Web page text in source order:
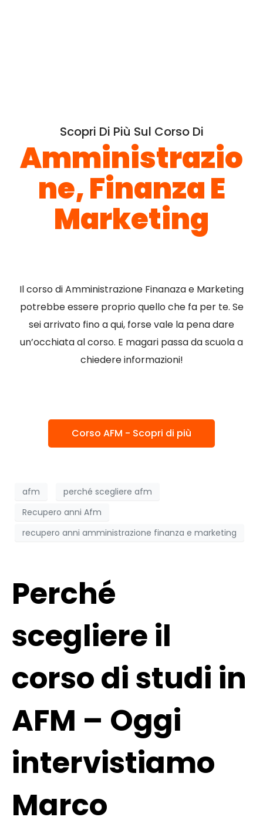
Scopri Di Più Sul Corso Di
Amministrazio
Ne, Finanza E
Marketing
Il corso di Amministrazione Finanaza e Marketing
potrebbe essere proprio quello che fa per te. Se
sei arrivato fino a qui, forse vale la pena dare
un’occhiata al corso. E magari passa da scuola a
chiedere informazioni!
Corso AFM - Scopri di più
afm
perché scegliere afm
Recupero anni Afm
recupero anni amministrazione finanza e marketing
Perché
scegliere il
corso di studi in
AFM – Oggi
intervistiamo
Marco